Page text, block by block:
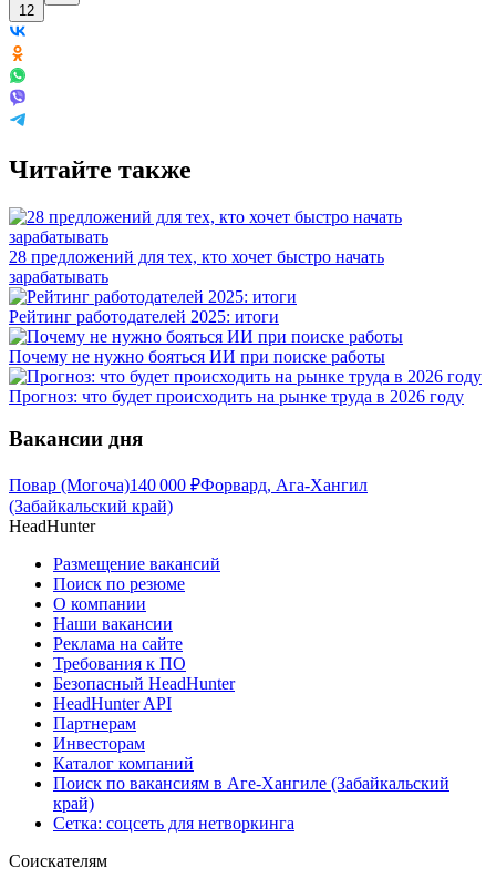
12
Читайте также
28 предложений для тех, кто хочет быстро начать
зарабатывать
Рейтинг работодателей 2025: итоги
Почему не нужно бояться ИИ при поиске работы
Прогноз: что будет происходить на рынке труда в 2026 году
Вакансии дня
Повар (Могоча)140 000 ₽Форвард, Ага-Хангил
(Забайкальский край)
HeadHunter
Размещение вакансий
Поиск по резюме
О компании
Наши вакансии
Реклама на сайте
Требования к ПО
Безопасный HeadHunter
HeadHunter API
Партнерам
Инвесторам
Каталог компаний
Поиск по вакансиям в Аге-Хангиле (Забайкальский
край)
Сетка: соцсеть для нетворкинга
Соискателям